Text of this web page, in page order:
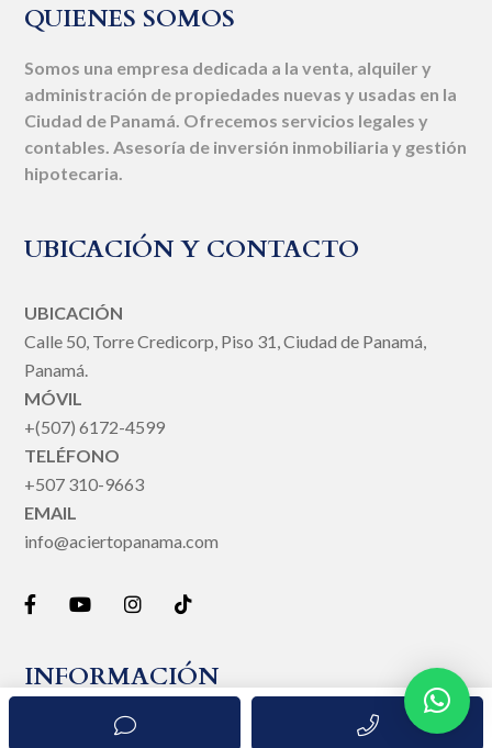
QUIENES SOMOS
Somos una empresa dedicada a la venta, alquiler y
administración de propiedades nuevas y usadas en la
Ciudad de Panamá. Ofrecemos servicios legales y
contables. Asesoría de inversión inmobiliaria y gestión
hipotecaria.
UBICACIÓN Y CONTACTO
UBICACIÓN
Calle 50, Torre Credicorp, Piso 31, Ciudad de Panamá,
Panamá.
MÓVIL
+(507) 6172-4599
TELÉFONO
+507 310-9663
EMAIL
info@aciertopanama.com
INFORMACIÓN
Propiedades